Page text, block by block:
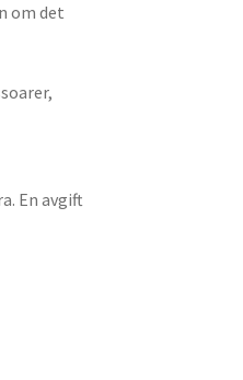
om det
En avgift